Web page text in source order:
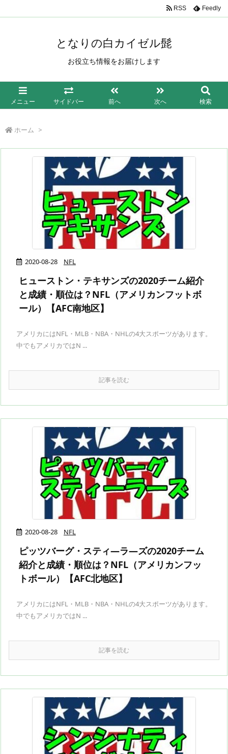
となりの白カイゼル髭
お役立ち情報をお届けします
メニュー サイドバー 前へ 次へ 検索
RSS Feedly
ホーム >
2020-08-28 NFL
ヒューストン・テキサンズの2020チーム紹介
と成績・順位は？NFL（アメリカンフットボ
ール）【AFC南地区】
アメリカにはNFL・MLB・NBA・NHLの4大スポーツがあります。
中でもアメリカではN ...
記事を読む
2020-08-28 NFL
ピッツバーグ・スティ―ラ―ズの2020チーム
紹介と成績・順位は？NFL（アメリカンフッ
トボール）【AFC北地区】
アメリカにはNFL・MLB・NBA・NHLの4大スポーツがあります。
中でもアメリカではN ...
記事を読む